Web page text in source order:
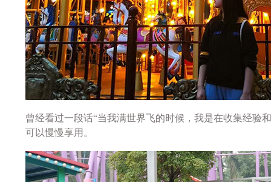
曾经看过一段话“当我满世界飞的时候，我是在收集经验
可以慢慢享用。